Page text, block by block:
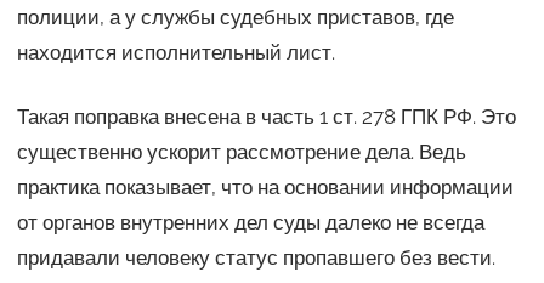
полиции, а у службы судебных приставов, где
находится исполнительный лист.
Такая поправка внесена в часть 1 ст. 278 ГПК РФ. Это
существенно ускорит рассмотрение дела. Ведь
практика показывает, что на основании информации
от органов внутренних дел суды далеко не всегда
придавали человеку статус пропавшего без вести.